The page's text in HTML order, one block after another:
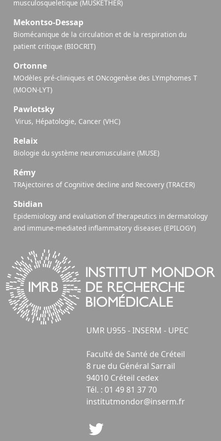
musculosqueletique (MUSKETHER)
Mekontso-Dessap
Biomécanique de la circulation et de la respiration du
patient critique (BIOCRIT)
Ortonne
MOdèles pré-cliniques et ONcogenèse des LYmphomes T
(MOON-LYT)
Pawlotsky
​ Virus, Hépatologie, Cancer (VHC)
Relaix
Biologie du système neuromusculaire (MUSE)
Rémy
TRAjectoires of Cognitive decline and Recovery (TRACER)
Sbidian
Epidemiology and evaluation of therapeutics in dermatology
and immune-mediated inflammatory diseases (EPILOGY)
UMR U955 - INSERM - UPEC
Faculté de Santé de Créteil
8 rue du Général Sarrail
94010 Créteil cedex
Tél. : 01 49 81 37 70
institutmondor@inserm.fr